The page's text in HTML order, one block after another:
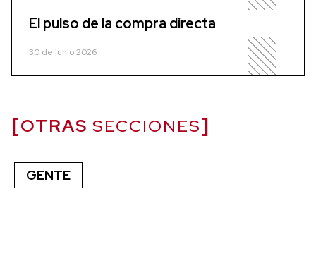
El pulso de la compra directa
30 de junio 2026
OTRAS SECCIONES
GENTE